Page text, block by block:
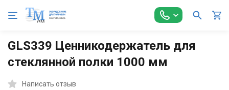
Главная Торговое оборудование Аксессуары для торговли
GLS339 Ценникодержатель для
стеклянной полки 1000 мм
Написать отзыв